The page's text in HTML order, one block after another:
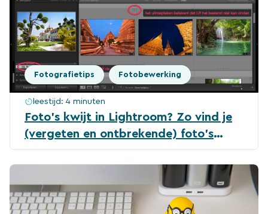
Fotografietips Fotobewerking
leestijd: 4 minuten
Foto’s kwijt in Lightroom? Zo vind je
(vergeten en ontbrekende) foto’s
weer terug!